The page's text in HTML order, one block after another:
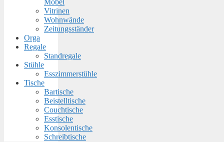
Möbel
Vitrinen
Wohnwände
Zeitungsständer
Orga
Regale
Standregale
Stühle
Esszimmerstühle
Tische
Bartische
Beistelltische
Couchtische
Esstische
Konsolentische
Schreibtische